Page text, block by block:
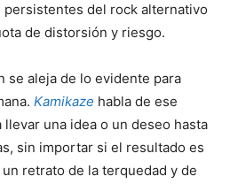
persistentes del rock alternativo
de distorsión y riesgo.
se aleja de lo evidente para
Kamikaze habla de ese
una idea o un deseo hasta
sin importar si el resultado es
retrato de la terquedad y de